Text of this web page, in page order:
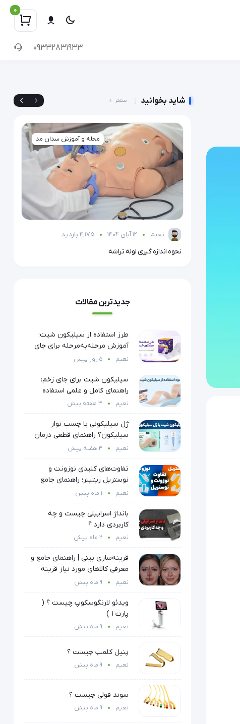
0
09332831933
شاید بخوانید بیشتر |
مجله و آموزش سدان مد
نعیم 12 آبان 1404 4,175 بازدید
نحوه اندازه گیری لوله تراشه
جدیدترین مقالات
طرز استفاده از سیلیکون شیت؛
آموزش مرحله‌به‌مرحله برای جای
زخم و بخیه
نعیم 5 روز پیش
سیلیکون شیت برای جای زخم:
راهنمای کامل و علمی استفاده
نعیم 3 هفته پیش
ژل سیلیکونی یا چسب نوار
سیلیکون؟ راهنمای قطعی درمان
جای زخم
نعیم 4 هفته پیش
تفاوت‌های کلیدی نوزونت و
نوستریل ریتینر؛ راهنمای جامع
انتخاب مدل و زمان طلایی استفاده
نعیم 1 ماه پیش
بانداژ اسراییلی چیست و چه
کاربردی دارد ؟
نعیم 2 ماه پیش
قرینه‌سازی بینی | راهنمای جامع و
معرفی کالاهای مورد نیاز قرینه
سایزی
نعیم 9 ماه پیش
ویدئو لارنگوسکوپ چیست ؟ (
پارت ۱ )
نعیم 9 ماه پیش
پنیل کلمپ چیست ؟
نعیم 9 ماه پیش
سوند فولی چیست ؟
نعیم 9 ماه پیش